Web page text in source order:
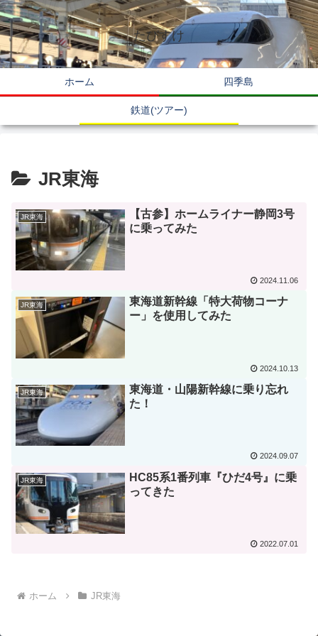
たびすけ
ホーム 四季島
鉄道(ツアー)
JR東海
JR東海
【古参】ホームライナー静岡3号
に乗ってみた
2024.11.06
JR東海
東海道新幹線「特大荷物コーナ
ー」を使用してみた
2024.10.13
JR東海
東海道・山陽新幹線に乗り忘れ
た！
2024.09.07
JR東海
HC85系1番列車『ひだ4号』に乗
ってきた
2022.07.01
ホーム JR東海